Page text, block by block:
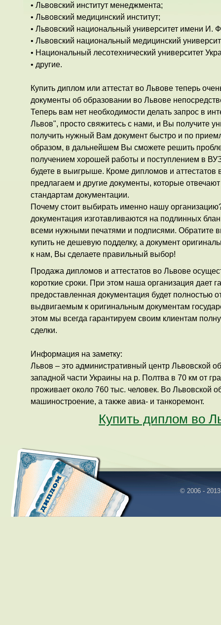
• Львовский институт менеджмента;
• Львовский медицинский институт;
• Львовский национальный университет имени И.
• Львовский национальный медицинский
• Национальный лесотехнический университет
• другие.
Купить диплом или аттестат во Львове теперь
документы об образовании во Львове
Теперь вам нет необходимости делать запрос в
Львов", просто свяжитесь с нами, и Вы получите
получить нужный Вам документ быстро и по
образом, в дальнейшем Вы сможете решить
получением хорошей работы и поступлением в
будете в выигрыше. Кроме дипломов и аттестатов
предлагаем и другие документы, которые
стандартам документации.
Почему стоит выбирать именно нашу
документация изготавливаются на подлинных
всеми нужными печатями и подписями. Обратите
купить не дешевую подделку, а документ
к нам, Вы сделаете правильный выбор!
Продажа дипломов и аттестатов во Львове
короткие сроки. При этом наша организация дает
предоставленная документация будет полностью
выдвигаемым к оригинальным документам
этом мы всегда гарантируем своим клиентам
сделки.
Информация на заметку:
Львов – это административный центр Львовской
западной части Украины на р. Полтва в 70 км от
проживает около 760 тыс. человек. Во Львовской
машиностроение, а также авиа- и танкоремонт.
Купить диплом во
© 2006 -